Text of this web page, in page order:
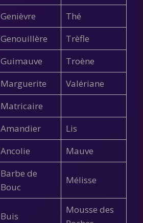
Genièvre
Thé
Genouillère
Trèfle
Guimauve
Troène
Marguerite
Valériane
Matricaire
Amandier
Lis
Ancolie
Mauve
Barbe de
Bouc
Mélisse
Buis
Mousse des